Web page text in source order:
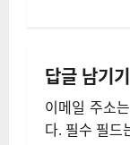
이
션
답글 남기기
이메일 주소
다. 필수 필드